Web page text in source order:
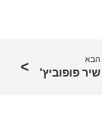
הבא
שיר פופוביץ'